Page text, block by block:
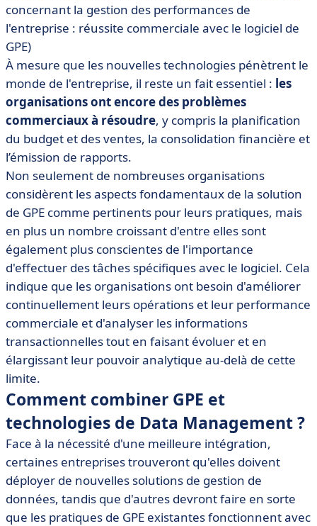
concernant la gestion des performances de
l'entreprise : réussite commerciale avec le logiciel de
GPE)
À mesure que les nouvelles technologies pénètrent le
monde de l'entreprise, il reste un fait essentiel : les
organisations ont encore des problèmes
commerciaux à résoudre, y compris la planification
du budget et des ventes, la consolidation financière et
l’émission de rapports.
Non seulement de nombreuses organisations
considèrent les aspects fondamentaux de la solution
de GPE comme pertinents pour leurs pratiques, mais
en plus un nombre croissant d'entre elles sont
également plus conscientes de l'importance
d'effectuer des tâches spécifiques avec le logiciel. Cela
indique que les organisations ont besoin d'améliorer
continuellement leurs opérations et leur performance
commerciale et d'analyser les informations
transactionnelles tout en faisant évoluer et en
élargissant leur pouvoir analytique au-delà de cette
limite.
Comment combiner GPE et
technologies de Data Management ?
Face à la nécessité d'une meilleure intégration,
certaines entreprises trouveront qu'elles doivent
déployer de nouvelles solutions de gestion de
données, tandis que d'autres devront faire en sorte
que les pratiques de GPE existantes fonctionnent avec